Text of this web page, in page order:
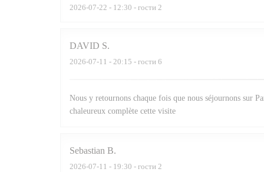
2026-07-22 - 12:30 - гости 2
DAVID S
2026-07-11 - 20:15 - гости 6
Nous y retournons chaque fois que nous séjournons sur
chaleureux complète cette visite
Sebastian B
2026-07-11 - 19:30 - гости 2